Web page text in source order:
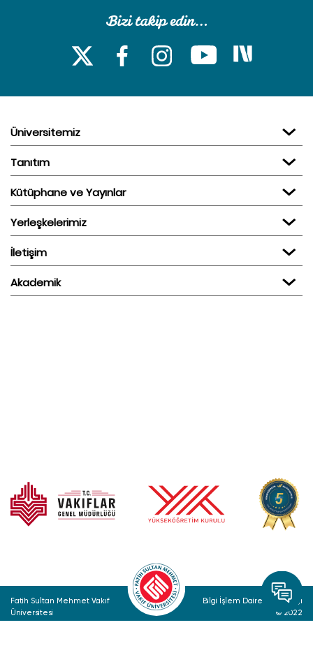
Üniversitemiz
Tanıtım
Kütüphane ve Yayınlar
Yerleşkelerimiz
İletişim
Akademik
Fatih Sultan Mehmet Vakıf
Üniversitesi
Bilgi İşlem Daire Başkanlığı
© 2022